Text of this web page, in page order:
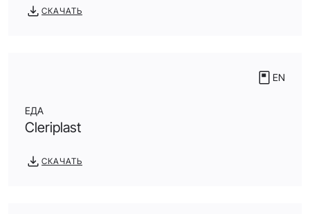
СКАЧАТЬ
EN
ЕДА
Cleriplast
СКАЧАТЬ